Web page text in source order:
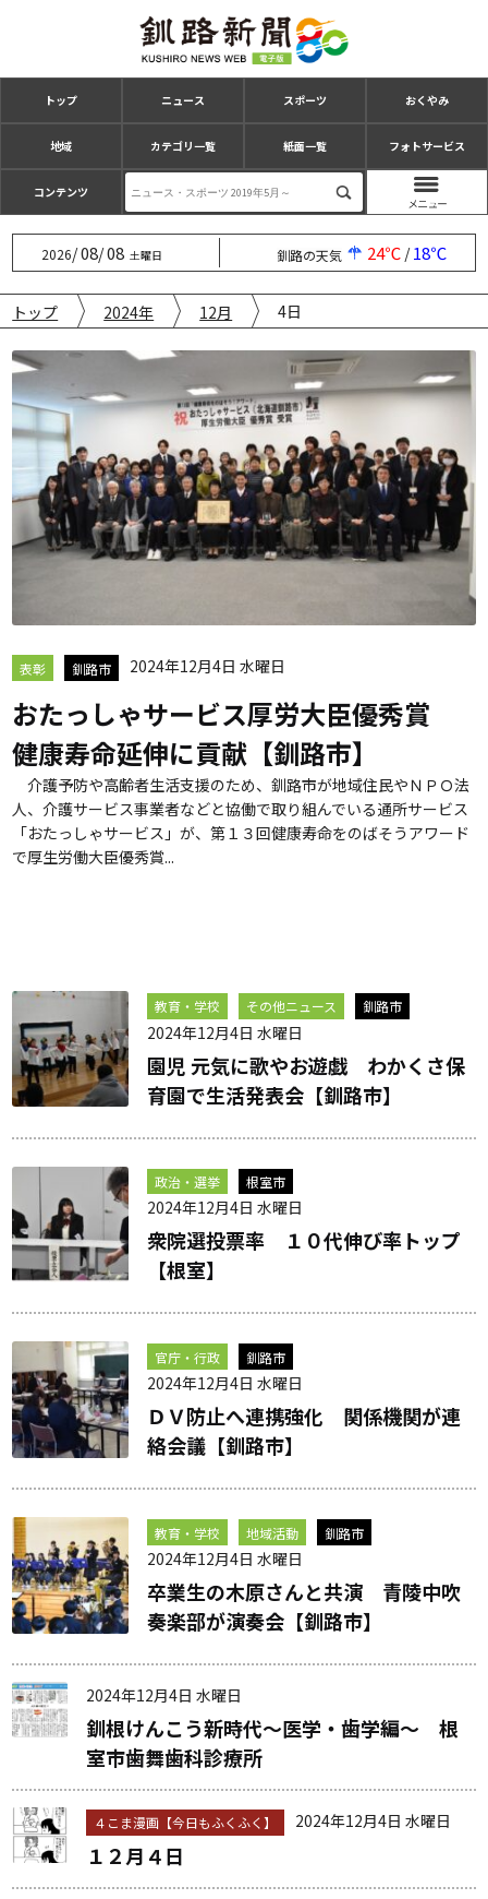
トップ ニュース スポーツ おくやみ
地域 カテゴリ一覧 紙面一覧 フォトサービス
コンテンツ
2026/08/08 土曜日 釧路の天気 24℃/18℃
トップ 2024年 12月 4日
表彰 釧路市 2024年12月4日 水曜日
おたっしゃサービス厚労大臣優秀賞
健康寿命延伸に貢献【釧路市】
介護予防や高齢者生活支援のため、釧路市が地域住民やＮＰＯ法
人、介護サービス事業者などと協働で取り組んでいる通所サービス
「おたっしゃサービス」が、第１３回健康寿命をのばそうアワード
で厚生労働大臣優秀賞...
教育・学校 その他ニュース 釧路市
2024年12月4日 水曜日
園児 元気に歌やお遊戯 わかくさ保
育園で生活発表会【釧路市】
政治・選挙 根室市
2024年12月4日 水曜日
衆院選投票率 １０代伸び率トップ
【根室】
官庁・行政 釧路市
2024年12月4日 水曜日
ＤＶ防止へ連携強化 関係機関が連
絡会議【釧路市】
教育・学校 地域活動 釧路市
2024年12月4日 水曜日
卒業生の木原さんと共演 青陵中吹
奏楽部が演奏会【釧路市】
2024年12月4日 水曜日
釧根けんこう新時代～医学・歯学編～ 根
室市歯舞歯科診療所
４こま漫画【今日もふくふく】 2024年12月4日 水曜日
１２月４日